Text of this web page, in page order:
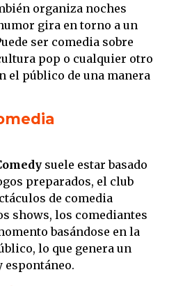
organiza noches
gira en torno a un
ser comedia sobre
pop o cualquier otro
el público de una manera
suele estar basado
preparados, el club
de comedia
shows, los comediantes
basándose en la
lo que genera un
espontáneo.